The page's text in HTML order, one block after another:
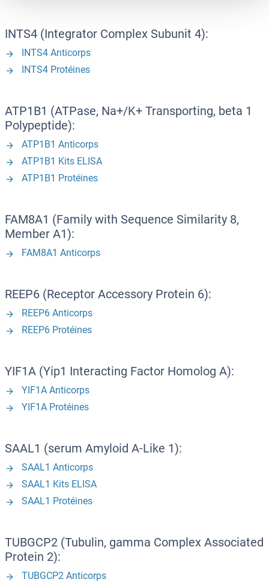
INTS4 (Integrator Complex Subunit 4):
INTS4 Anticorps
INTS4 Protéines
ATP1B1 (ATPase, Na+/K+ Transporting, beta 1
Polypeptide):
ATP1B1 Anticorps
ATP1B1 Kits ELISA
ATP1B1 Protéines
FAM8A1 (Family with Sequence Similarity 8,
Member A1):
FAM8A1 Anticorps
REEP6 (Receptor Accessory Protein 6):
REEP6 Anticorps
REEP6 Protéines
YIF1A (Yip1 Interacting Factor Homolog A):
YIF1A Anticorps
YIF1A Protéines
SAAL1 (serum Amyloid A-Like 1):
SAAL1 Anticorps
SAAL1 Kits ELISA
SAAL1 Protéines
TUBGCP2 (Tubulin, gamma Complex Associated
Protein 2):
TUBGCP2 Anticorps